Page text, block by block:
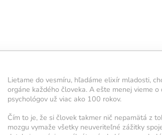
časť vašej neurónovej siete.
Keď dokončíte všetkých 5 cvičení,
rozsvietí sa žiarovka
úspešne splneného tréningu.
Snažte sa udržať žiarovku svietiť čo
Lietame do vesmíru, hľadáme elixír mladosti,
orgáne každého človeka. A ešte menej vieme
psychológov už viac ako 100 rokov.
Čím to je, že si človek takmer nič nepamätá z
mozgu vymaže všetky neuveriteľné zážitky